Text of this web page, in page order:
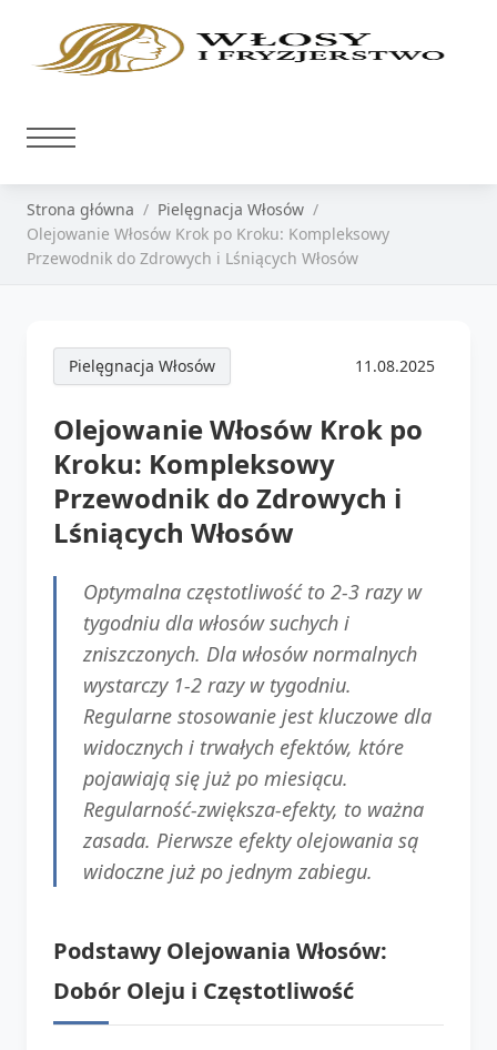
Strona główna
Pielęgnacja Włosów
Olejowanie Włosów Krok po Kroku: Kompleksowy
Przewodnik do Zdrowych i Lśniących Włosów
Pielęgnacja Włosów 11.08.2025
Olejowanie Włosów Krok po
Kroku: Kompleksowy
Przewodnik do Zdrowych i
Lśniących Włosów
Optymalna częstotliwość to 2-3 razy w
tygodniu dla włosów suchych i
zniszczonych. Dla włosów normalnych
wystarczy 1-2 razy w tygodniu.
Regularne stosowanie jest kluczowe dla
widocznych i trwałych efektów, które
pojawiają się już po miesiącu.
Regularność-zwiększa-efekty, to ważna
zasada. Pierwsze efekty olejowania są
widoczne już po jednym zabiegu.
Podstawy Olejowania Włosów:
Dobór Oleju i Częstotliwość